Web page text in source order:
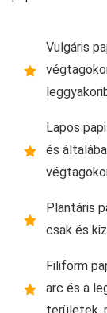
Vulgáris
Lapos
és
Plantáris
csak és
Filiform
arc és a